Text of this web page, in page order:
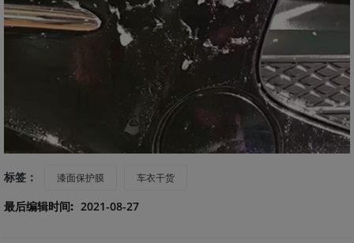
标签： 漆面保护膜 车衣干货
最后编辑时间: 2021-08-27